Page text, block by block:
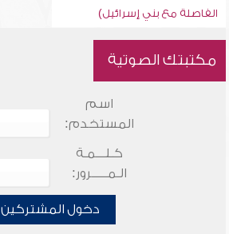
الفاصلة مع بني إسرائيل)
مكتبتك الصوتية
اسم
المستخدم:
كـلـــمـة
الـمـــــرور:
دخول المشتركين